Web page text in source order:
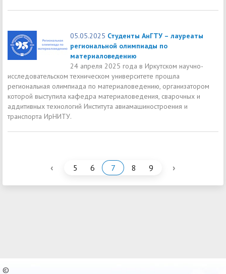
05.05.2025 Студенты АнГТУ – лауреаты
региональной олимпиады по
материаловедению
24 апреля 2025 года в Иркутском научно-
исследовательском техническом университете прошла
региональная олимпиада по материаловедению, организатором
которой выступила кафедра материаловедения, сварочных и
аддитивных технологий Института авиамашиностроения и
транспорта ИрНИТУ.
‹ 5 6 7 8 9 ›
©